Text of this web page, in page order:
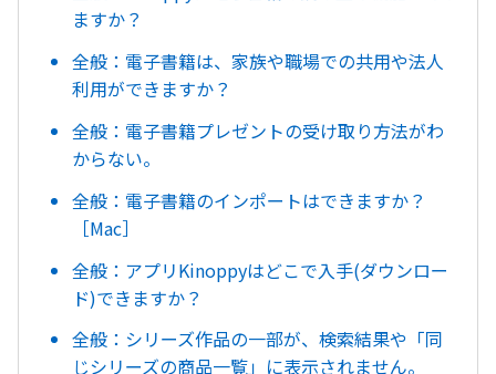
ますか？
全般：電子書籍は、家族や職場での共用や法人
利用ができますか？
全般：電子書籍プレゼントの受け取り方法がわ
からない。
全般：電子書籍のインポートはできますか？
［Mac］
全般：アプリKinoppyはどこで入手(ダウンロー
ド)できますか？
全般：シリーズ作品の一部が、検索結果や「同
じシリーズの商品一覧」に表示されません。